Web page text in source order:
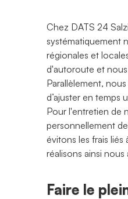
Chez DATS 24
systématiquement
régionales et
d'autoroute et
Parallèlement,
d’ajuster en temps
Pour l'entretien de
personnellement
évitons les frais
réalisons ainsi
Faire le